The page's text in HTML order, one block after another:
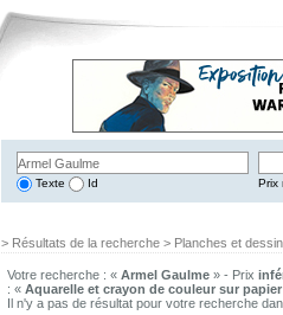
Texte Id Prix
> Résultats de la recherche > Planches et
Votre recherche : « Armel Gaulme » - Prix
: « Aquarelle et crayon de couleur sur papier
Il n'y a pas de résultat pour votre recherche